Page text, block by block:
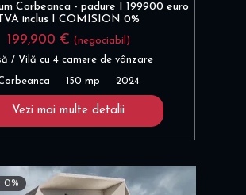
Corbeanca - padure I 199900 euro
inclus I COMISION 0%
199,900 € (negociabil)
/ Vilă cu 4 camere de vânzare
150 mp 2024
Vezi mai multe detalii
0%